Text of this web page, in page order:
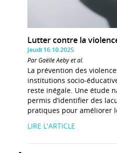
Lutter contre la
Jeudi 16.10.2025
Par Gaëlle Aeby et al.
La prévention des
institutions socio-
reste inégale. Une étude
permis d’identifier des
pratiques pour améliorer
LIRE L'ARTICLE